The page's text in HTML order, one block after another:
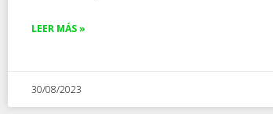
LEER MÁS »
30/08/2023